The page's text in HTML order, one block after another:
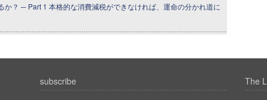
か？ ─ Part 1 本格的な消費減税ができなければ、運命の分かれ道に
subscribe The